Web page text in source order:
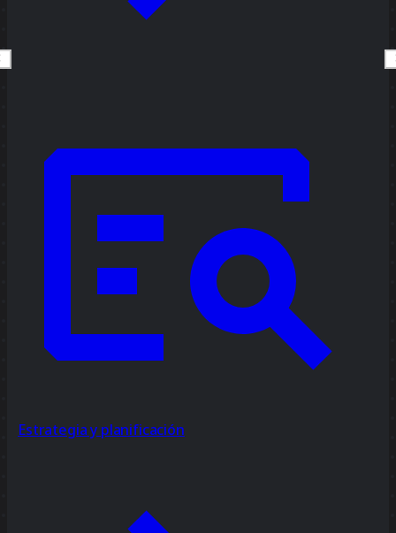
Estrategia y planificación